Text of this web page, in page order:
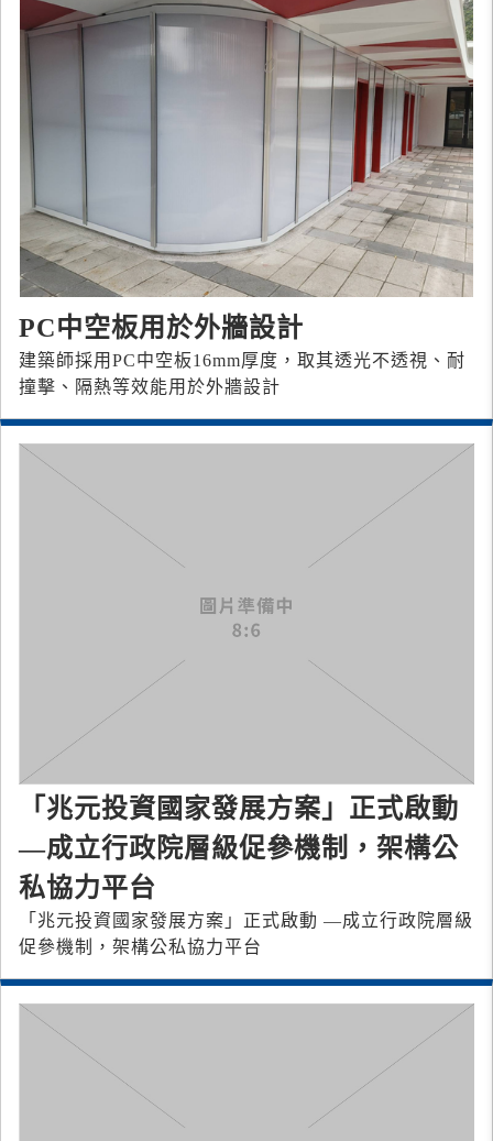
PC中空板用於外牆設計
建築師採用PC中空板16mm厚度，取其透光不透視、耐
撞擊、隔熱等效能用於外牆設計
「兆元投資國家發展方案」正式啟動
—成立行政院層級促參機制，架構公
私協力平台
「兆元投資國家發展方案」正式啟動 —成立行政院層級
促參機制，架構公私協力平台